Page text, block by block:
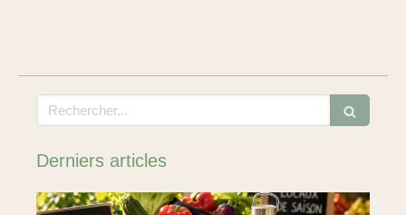
Rechercher
Derniers articles